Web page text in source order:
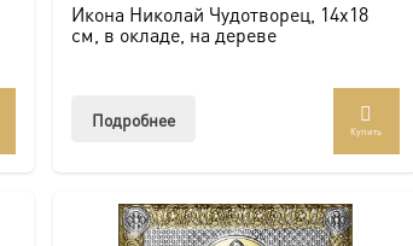
Икона Николай Чудотворец, 14х18
см, в окладе, на дереве
Подробнее
Купить